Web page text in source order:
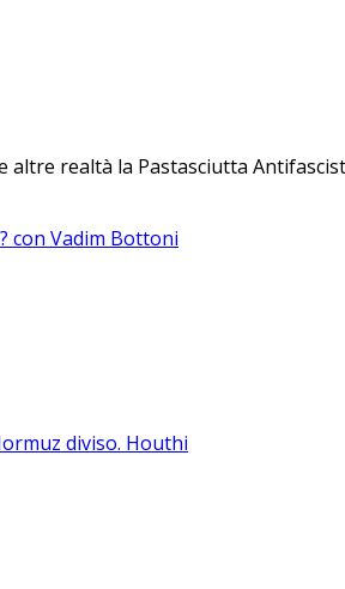
altre realtà la Pastasciutta
con Vadim Bottoni
diviso. Houthi